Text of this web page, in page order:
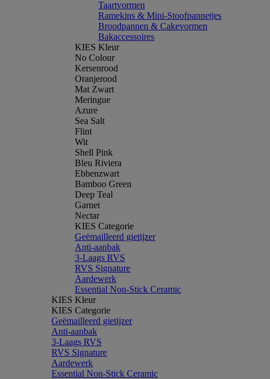
Taartvormen
Ramekins & Mini-Stoofpannetjes
Broodpannen & Cakevormen
Bakaccessoires
KIES Kleur
No Colour
Kersenrood
Oranjerood
Mat Zwart
Meringue
Azure
Sea Salt
Flint
Wit
Shell Pink
Bleu Riviera
Ebbenzwart
Bamboo Green
Deep Teal
Garnet
Nectar
KIES Categorie
Geëmailleerd gietijzer
Anti-aanbak
3-Laags RVS
RVS Signature
Aardewerk
Essential Non-Stick Ceramic
KIES Kleur
KIES Categorie
Geëmailleerd gietijzer
Anti-aanbak
3-Laags RVS
RVS Signature
Aardewerk
Essential Non-Stick Ceramic